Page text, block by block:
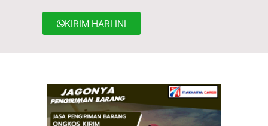
KIRIM HARI INI